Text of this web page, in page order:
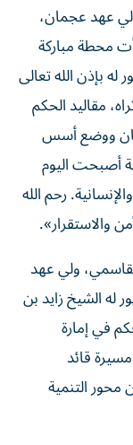
عهد عجمان،
«قبل 60 عاماً بدأت محطة مباركة
له بإذن الله تعالى
مقاليد الحكم
ووضع أسس
أصبحت اليوم
رحم الله
والاستقرار».
ولي عهد
له الشيخ زايد بن
في إمارة
قائد
محور التنمية